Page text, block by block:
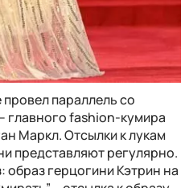
параллель со
главного fashion-кумира
Маркл. Отсылки к лукам
представляют регулярно.
образ герцогини Кэтрин на